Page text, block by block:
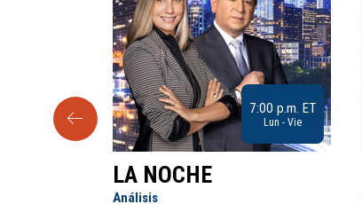
9:30 a.m. ET 7:00 p.m. ET
Lun - Vie
LA NOCHE
Análisis